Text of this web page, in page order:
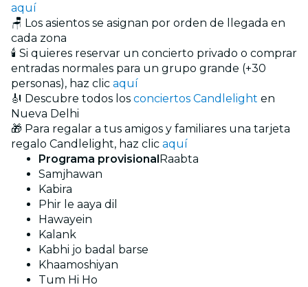
aquí
🪑 Los asientos se asignan por orden de llegada en
cada zona
🕯️ Si quieres reservar un concierto privado o comprar
entradas normales para un grupo grande (+30
personas), haz clic aquí
🎻 Descubre todos los conciertos Candlelight en
Nueva Delhi
🎁 Para regalar a tus amigos y familiares una tarjeta
regalo Candlelight, haz clic aquí
Programa provisionalRaabta
Samjhawan
Kabira
Phir le aaya dil
Hawayein
Kalank
Kabhi jo badal barse
Khaamoshiyan
Tum Hi Ho